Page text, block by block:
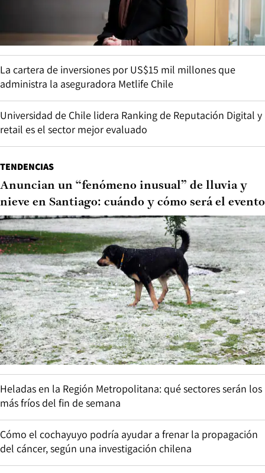
La cartera de inversiones por US$15 mil millones que
administra la aseguradora Metlife Chile
Universidad de Chile lidera Ranking de Reputación Digital y
retail es el sector mejor evaluado
TENDENCIAS
Anuncian un “fenómeno inusual” de lluvia y
nieve en Santiago: cuándo y cómo será el evento
Heladas en la Región Metropolitana: qué sectores serán los
más fríos del fin de semana
Cómo el cochayuyo podría ayudar a frenar la propagación
del cáncer, según una investigación chilena